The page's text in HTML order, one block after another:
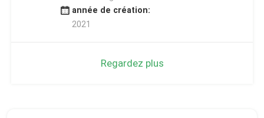
année de création:
2021
Regardez plus